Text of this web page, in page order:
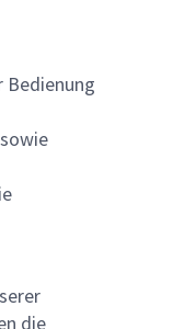
Bedienung
die